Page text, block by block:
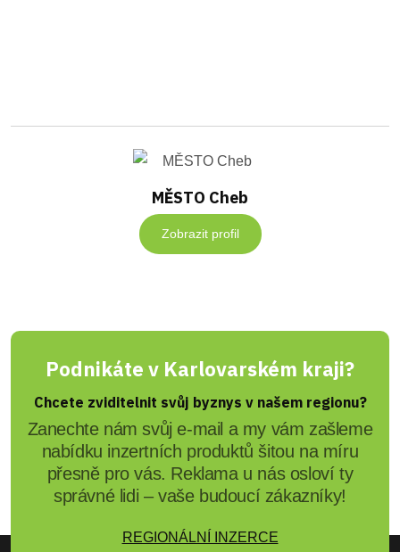
MĚSTO Cheb
Zobrazit profil
Podnikáte v Karlovarském kraji?
Chcete zviditelnit svůj byznys v našem regionu?
Zanechte nám svůj e-mail a my vám zašleme
nabídku inzertních produktů šitou na míru
přesně pro vás. Reklama u nás osloví ty
správné lidi – vaše budoucí zákazníky!
REGIONÁLNÍ INZERCE